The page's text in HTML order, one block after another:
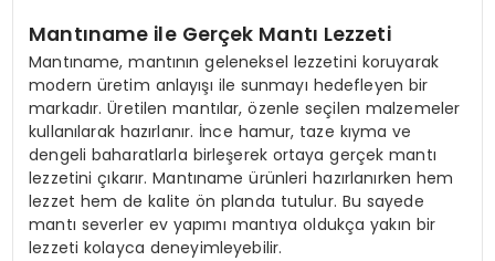
Mantıname ile Gerçek Mantı Lezzeti
Mantıname, mantının geleneksel lezzetini koruyarak
modern üretim anlayışı ile sunmayı hedefleyen bir
markadır. Üretilen mantılar, özenle seçilen malzemeler
kullanılarak hazırlanır. İnce hamur, taze kıyma ve
dengeli baharatlarla birleşerek ortaya gerçek mantı
lezzetini çıkarır. Mantıname ürünleri hazırlanırken hem
lezzet hem de kalite ön planda tutulur. Bu sayede
mantı severler ev yapımı mantıya oldukça yakın bir
lezzeti kolayca deneyimleyebilir.